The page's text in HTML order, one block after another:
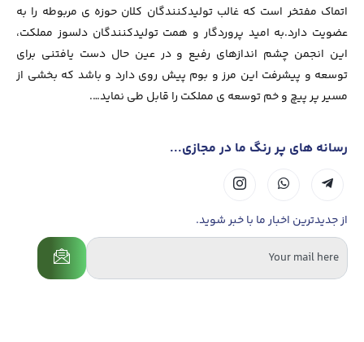
اتماک مفتخر است که غالب تولیدکنندگان کلان حوزه ی مربوطه را به
عضویت دارد.به امید پروردگار و همت تولیدکنندگان دلسوز مملکت،
این انجمن چشم اندازهای رفیع و در عین حال دست یافتنی برای
توسعه و پیشرفت این مرز و بوم پیش روی دارد و باشد که بخشی از
مسیر پر پیچ و خم توسعه ی مملکت را قابل طی نماید….
رسانه های پر رنگ ما در مجازی...
از جدیدترین اخبار ما با خبر شوید.